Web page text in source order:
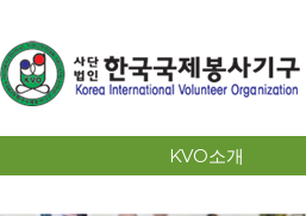
KVO소개